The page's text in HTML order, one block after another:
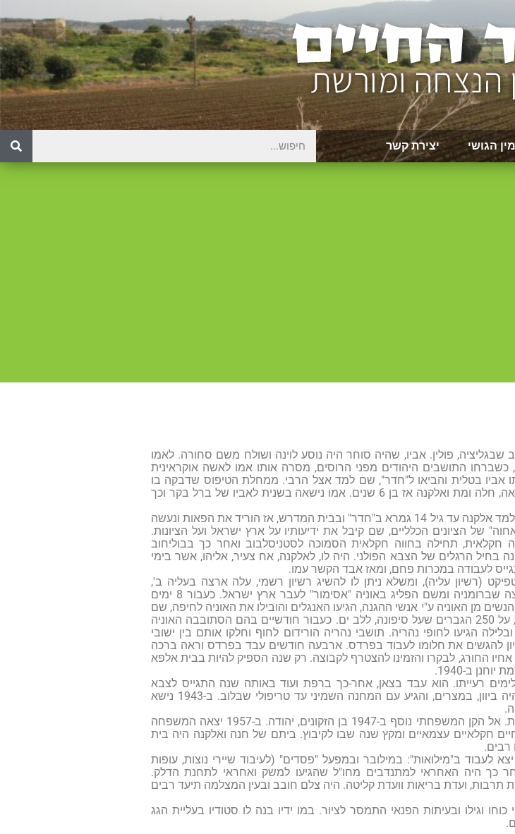
הגושי יצירת קשר
שבגליציה, פולין. אביו, שהיה סוחר היה נוסע לוינה ושולח משם סחורה. לאמו
התושבים היהודים מפני הרוסים, מסרה אותו אמו לאשה אוקראינית
אחדים. בן 3 עטף אותו אביו בטלית והביאו ל"חדר", שם למד אצל הרבי. ממחלת הטיפוס שדבקה בו
הבריא אמנם, אך אביו אשר נדבק ממנו כנראה, חלה ומת ואלקנה אז בן 6 שנים. אמו נישאה בשנית לאביו של ברל בקר וכך
לצד שבע שנות לימודיו בבית הספר העממי, למד אלקנה עד גיל 14 גמרא ב"חדר" ובבית המדרש, אז הוריד את הפאות ונעשה
של הציונים הכלליים, שם קיבל את ידיעותיו על ארץ ישראל ועל הציונות.
יצא אלקנה ב-1931 להכשרה חקלאית, תחילה בחווה חקלאית הסמוכה לסטניסלבוב ואחר כך בבוליחוב
בשנים 1937-8 שירת אלקנה בחיל הרגלים של הצבא הפולני. היה לו, לאלקנה, אח צעיר, אליהו, אשר בימי
לעבודה במכרות פחם, ומאז אבד הקשר עמו.
(רשיון עליה), ומשלא ניתן לו להשיג רשיון רשמי, עלה ארצה בעליה ב',
הבלתי-לגלית. הוא נסע ברכבת עד קונסטנצה שברומניה ומשם הפליג באוניה "אסימור" לעבר ארץ ישראל. כעבור 8 ימים
מן האוניה ע"י אנשי ההגנה, הגיעו האנגלים והובילו את האוניה לחיפה, שם
עגנה במשך 12 ימים, אז החזירו את האוניה, על 250 הגברים שעל סיפונה, ללב ים. כעבור חודשיים בהם הסתובבה האוניה
הגיעו לחופי נהריה. תושבי נהריה הורידום לחוף וחלקו אותם בין ישובי
להגשים את חלומו לעבוד בפרדס. ארבעה חודשים עבד בפרדס וראה ברכה
החורג, לבקרו והזמינו להצטרף לקבוצה. רק שנה הספיק להיות בבית אלפא
ב-1940.
רעייתו. הוא עבד בצאן, אחר-כך ברפת ועוד באותה שנה התגייס לצבא
הבריטי ושירת בו כל שנות המלחמה. הוא היה ביוון, במצרים, והגיע עם המחנה השמיני עד טריפולי שבלוב. ב-1943 נישא
כשחזר אלקנה מהצבא הוא עבד בדיר וברפת. אל הקן המשפחתי נוסף ב-1947 בן הזקונים, יהודה. ב-1957 יצאה המשפחה
חקלאיים עצמאיים ומקץ שנה שבו לקיבוץ. ביתם של חנה ואלקנה היה בית
רבים.
שנים אחדות עבד אלקנה בנהגות וב-1962 יצא לעבוד ב"מילואות": במילובר ובמפעל "פסדים" (לעיבוד שיירי נוצות, עופות
הוא עבד במילואות עד 1979 ואחר כך היה האחראי למתנדבים מחו"ל שהגיעו למשק ואחראי לתחנת הדלק.
תרבות, ועדת בריאות וועדת קליטה. היה צלם חובב ובעין המצלמה תיעד רבים
וגילו ובעיתות הפנאי התמסר לציור. במו ידיו בנה לו סטודיו בעליית הגג